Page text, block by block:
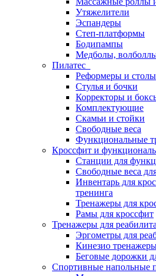
Утяжелители
Эспандеры
Степ-платформы
Бодипампы
Медболы,
Пилатес
Реформеры и столы
Стулья и бочки
Корректоры и
Комплектующие
Скамьи и стойки
Свободные веса
Функциональные
Кроссфит и
Станции для
Свободные веса
Инвентарь для
тренинга
Тренажеры для
Рамы для кроссфит
Тренажеры для
Эргометры для
Кинезио
Беговые дорожки
Спортивные напольные